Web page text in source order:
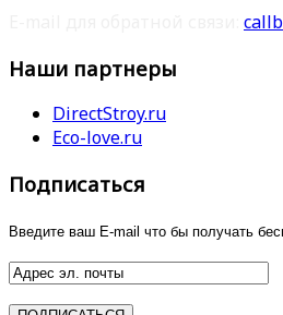
Наши партнеры
DirectStroy.ru
Eco-love.ru
Подписаться
Введите ваш E-mail что бы получать